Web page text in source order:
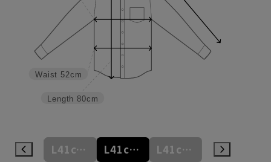
Length 80cm
Waist 52cm
L41cm/78cm L41cm/80cm L41cm/82cm L41cm/84cm